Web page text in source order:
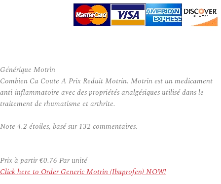
Générique Motrin
Combien Ca Coute A Prix Reduit Motrin. Motrin est un medicament
anti-inflammatoire avec des propriétés analgésiques utilisé dans le
traitement de rhumatisme et arthrite.
Note 4.2 étoiles, basé sur 132 commentaires.
Prix à partir€0.76 Par unité
Click here to Order Generic Motrin (Ibuprofen) NOW!